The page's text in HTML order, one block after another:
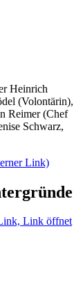
Heinrich
(Volontärin),
Reimer (Chef
Schwarz,
Link)
Link öffnet